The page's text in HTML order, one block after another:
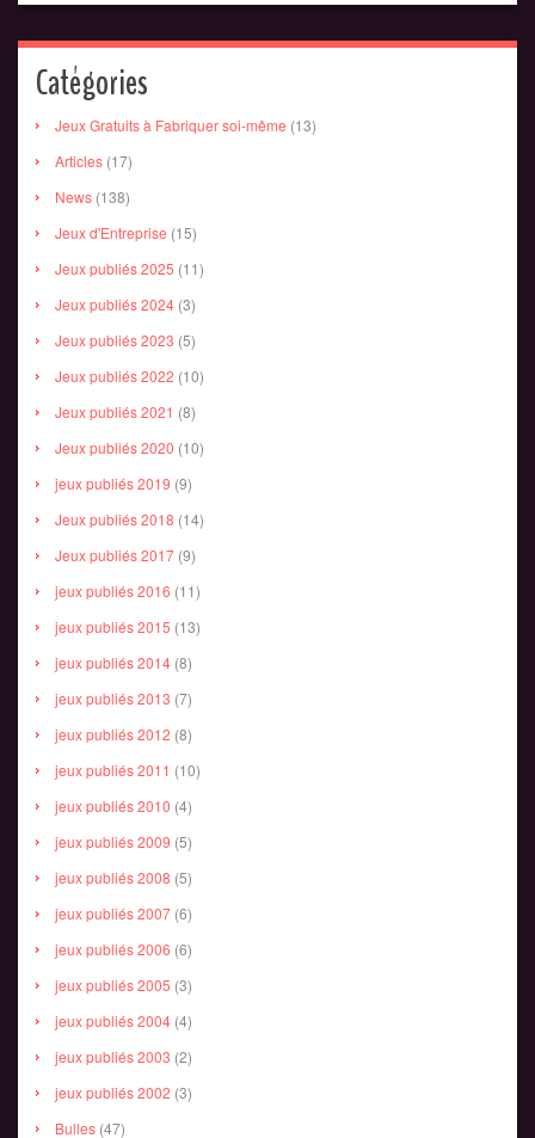
Catégories
Jeux Gratuits à Fabriquer soi-même (13)
Articles (17)
News (138)
Jeux d'Entreprise (15)
Jeux publiés 2025 (11)
Jeux publiés 2024 (3)
Jeux publiés 2023 (5)
Jeux publiés 2022 (10)
Jeux publiés 2021 (8)
Jeux publiés 2020 (10)
jeux publiés 2019 (9)
Jeux publiés 2018 (14)
Jeux publiés 2017 (9)
jeux publiés 2016 (11)
jeux publiés 2015 (13)
jeux publiés 2014 (8)
jeux publiés 2013 (7)
jeux publiés 2012 (8)
jeux publiés 2011 (10)
jeux publiés 2010 (4)
jeux publiés 2009 (5)
jeux publiés 2008 (5)
jeux publiés 2007 (6)
jeux publiés 2006 (6)
jeux publiés 2005 (3)
jeux publiés 2004 (4)
jeux publiés 2003 (2)
jeux publiés 2002 (3)
Bulles (47)